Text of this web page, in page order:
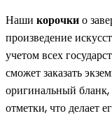
Наши корочкио
произведение
учетом всех
сможет заказать
оригинальный
отметки, что делает